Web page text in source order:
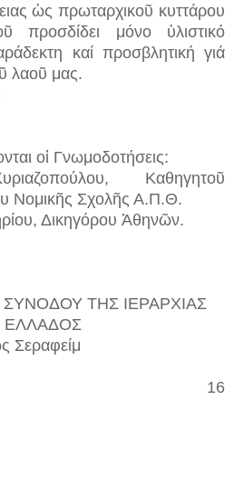
ὡς πρωταρχικοῦ κυττάρου
μόνο ὑλιστικό
καί προσβλητική γιά
λαοῦ μας.
οἱ Γνωμοδοτήσεις:
Καθηγητοῦ
Νομικῆς Σχολῆς Α.Π.Θ.
Δικηγόρου Ἀθηνῶν.
ΤΗΣ ΙΕΡΑΡΧΙΑΣ
ΕΛΛΑΔΟΣ
Σεραφείμ